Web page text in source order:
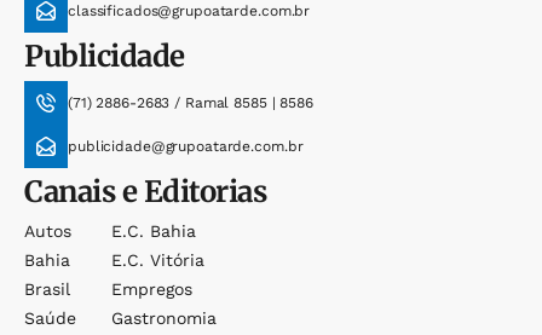
classificados@grupoatarde.com.br
Publicidade
(71) 2886-2683 / Ramal 8585 | 8586
publicidade@grupoatarde.com.br
Canais e Editorias
Autos
Bahia
Brasil
Saúde
E.c. Bahia
E.c. Vitória
Empregos
Gastronomia